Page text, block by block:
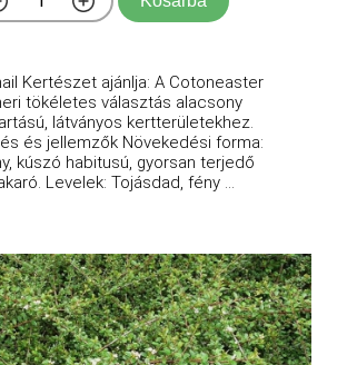
Kertészet ajánlja: A Cotoneaster
tökéletes választás alacsony
látványos kertterületekhez.
és jellemzők Növekedési forma:
kúszó habitusú, gyorsan terjedő
Levelek: Tojásdad, fény ...